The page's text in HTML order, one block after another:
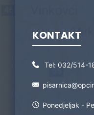
KONTAKT
Tel: 032/514-
Ponedjeljak -